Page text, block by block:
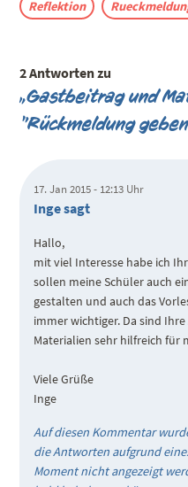
Reflektion
2 Antworten zu
„Gastbeitrag und
"Rückmeldung
17. Jan 2015 - 12:13 Uhr
Inge sagt
Hallo,
mit viel Interesse habe ich
sollen meine Schüler auch
gestalten und auch das
immer wichtiger. Da sind
Materialien sehr hilfreich für
Viele Grüße
Inge
Auf diesen Kommentar
die Antworten aufgrund
Moment nicht angezeigt